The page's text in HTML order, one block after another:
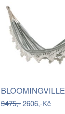
3475,-2606,-Kč